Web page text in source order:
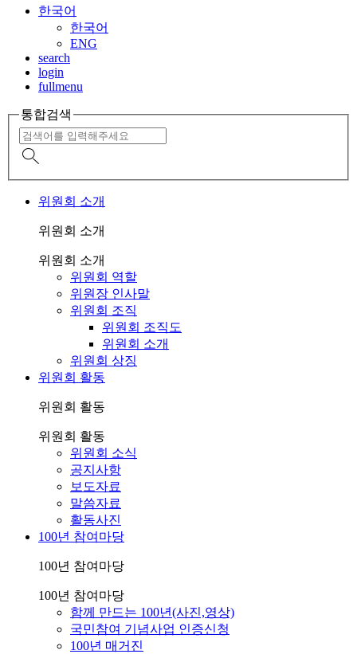
한국어
한국어
ENG
search
login
fullmenu
통합검색
위원회 소개
위원회 소개
위원회 소개
위원회 역할
위원장 인사말
위원회 조직
위원회 조직도
위원회 소개
위원회 상징
위원회 활동
위원회 활동
위원회 활동
위원회 소식
공지사항
보도자료
말씀자료
활동사진
100년 참여마당
100년 참여마당
100년 참여마당
함께 만드는 100년(사진,영상)
국민참여 기념사업 인증신청
100년 매거진